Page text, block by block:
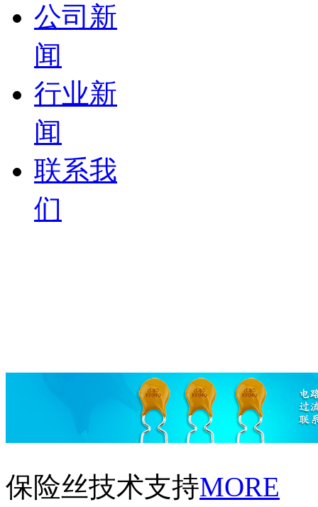
公司新
闻
行业新
闻
联系我
们
保险丝技术支持MORE